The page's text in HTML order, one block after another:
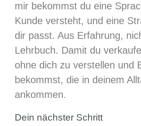
mir bekommst du eine
Kunde versteht, und eine
dir passt. Aus Erfahrung,
Lehrbuch. Damit du
ohne dich zu verstellen und
bekommst, die in deinem
ankommen.
Dein nächster Schritt